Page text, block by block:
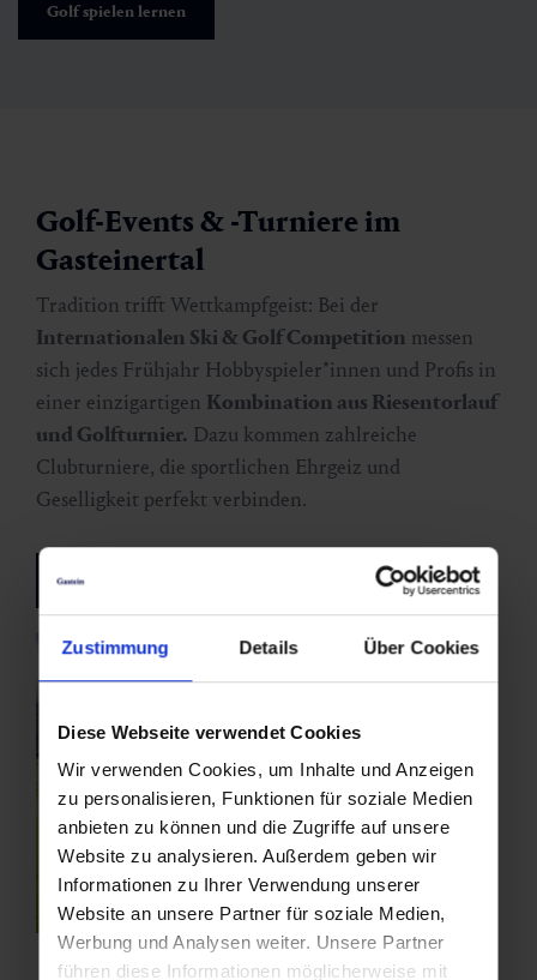
Zustimmung Details Über Cookies
Diese Webseite verwendet Cookies
Wir verwenden Cookies, um Inhalte und Anzeigen
zu personalisieren, Funktionen für soziale Medien
anbieten zu können und die Zugriffe auf unsere
Website zu analysieren. Außerdem geben wir
Informationen zu Ihrer Verwendung unserer
Website an unsere Partner für soziale Medien,
Werbung und Analysen weiter. Unsere Partner
führen diese Informationen möglicherweise mit
Golf spielen lernen
Golf-Events & -Turniere im
Gasteinertal
Tradition trifft Wettkampfgeist: Bei der
Internationalen Ski & Golf Competition messen
sich jedes Frühjahr Hobbyspieler*innen und Profis in
einer einzigartigen Kombination aus Riesentorlauf
und Golfturnier. Dazu kommen zahlreiche
Clubturniere, die sportlichen Ehrgeiz und
Geselligkeit perfekt verbinden.
jetzt Eventkalender durchstöbern